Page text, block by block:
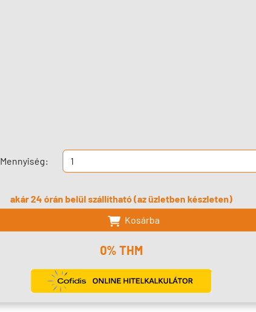
Mennyiség:
akár 24 órán belül szállítható (az üzletben készleten)
Kosárba
0% THM